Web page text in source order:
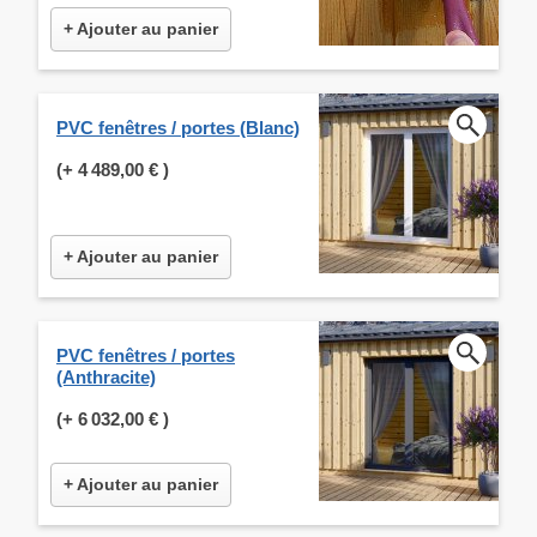
+ Ajouter au panier
PVC fenêtres / portes (Blanc)
(+ 4 489,00 € )
+ Ajouter au panier
PVC fenêtres / portes
(Anthracite)
(+ 6 032,00 € )
+ Ajouter au panier